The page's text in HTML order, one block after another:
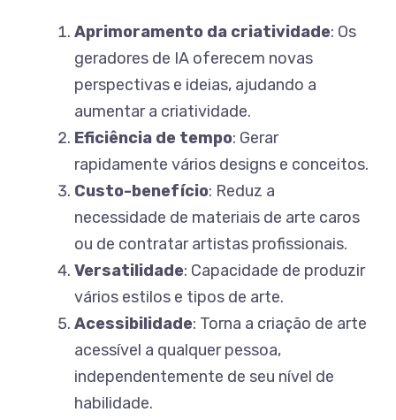
Aprimoramento da criatividade: Os
geradores de IA oferecem novas
perspectivas e ideias, ajudando a
aumentar a criatividade.
Eficiência de tempo: Gerar
rapidamente vários designs e conceitos.
Custo-benefício: Reduz a
necessidade de materiais de arte caros
ou de contratar artistas profissionais.
Versatilidade: Capacidade de produzir
vários estilos e tipos de arte.
Acessibilidade: Torna a criação de arte
acessível a qualquer pessoa,
independentemente de seu nível de
habilidade.